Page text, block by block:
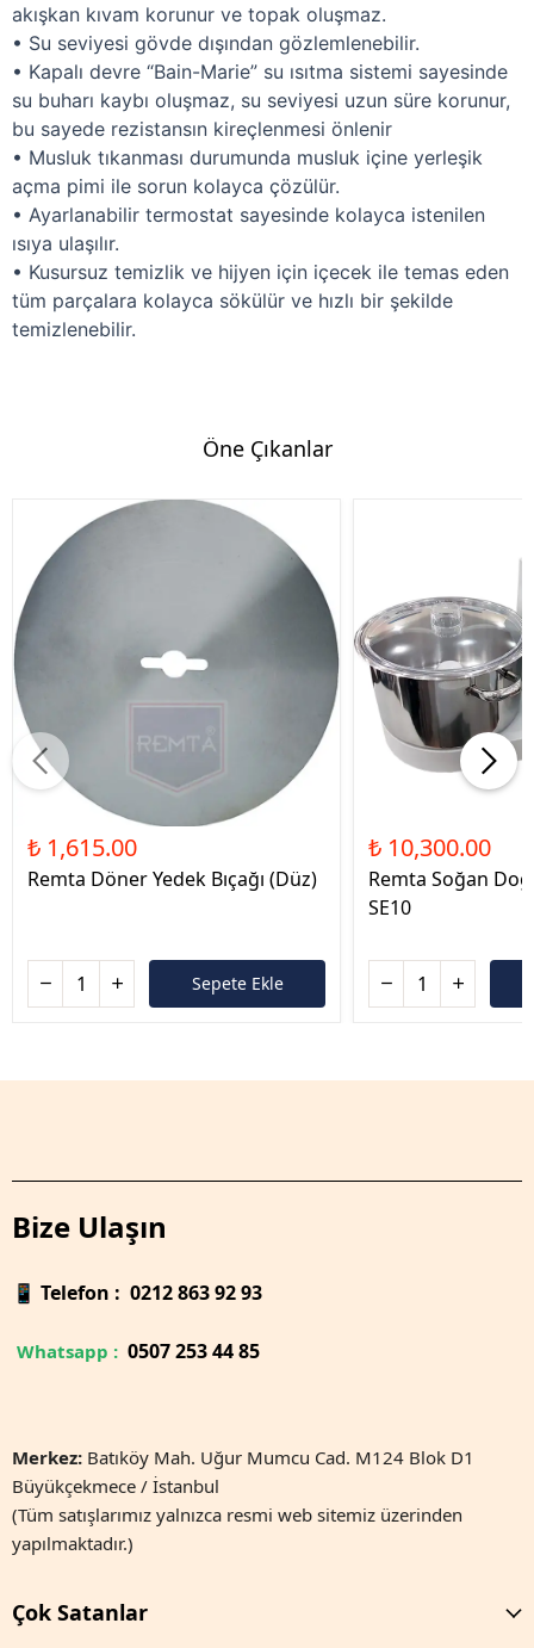
akışkan kıvam korunur ve topak oluşmaz.
• Su seviyesi gövde dışından gözlemlenebilir.
• Kapalı devre “Bain-Marie” su ısıtma sistemi sayesinde
su buharı kaybı oluşmaz, su seviyesi uzun süre korunur,
bu sayede rezistansın kireçlenmesi önlenir
• Musluk tıkanması durumunda musluk içine yerleşik
açma pimi ile sorun kolayca çözülür.
• Ayarlanabilir termostat sayesinde kolayca istenilen
ısıya ulaşılır.
• Kusursuz temizlik ve hijyen için içecek ile temas eden
tüm parçalara kolayca sökülür ve hızlı bir şekilde
temizlenebilir.
Öne Çıkanlar
₺ 1,615.00
Remta Döner Yedek Bıçağı (Düz)
Sepete Ekle
₺ 10,300.00
Remta Soğan
SE10
Bize Ulaşın
📱 Telefon : 0212 863 92 93
Whatsapp : 0507 253 44 85
Merkez: Batıköy Mah. Uğur Mumcu Cad. M124 Blok D1
Büyükçekmece / İstanbul
(Tüm satışlarımız yalnızca resmi web sitemiz üzerinden
yapılmaktadır.)
Çok Satanlar